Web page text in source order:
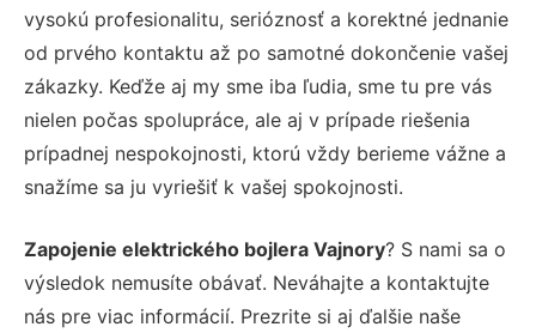
vysokú profesionalitu, serióznosť a korektné jednanie
od prvého kontaktu až po samotné dokončenie vašej
zákazky. Keďže aj my sme iba ľudia, sme tu pre vás
nielen počas spolupráce, ale aj v prípade riešenia
prípadnej nespokojnosti, ktorú vždy berieme vážne a
snažíme sa ju vyriešiť k vašej spokojnosti.
Zapojenie elektrického bojlera Vajnory? S nami sa o
výsledok nemusíte obávať. Neváhajte a kontaktujte
nás pre viac informácií. Prezrite si aj ďalšie naše